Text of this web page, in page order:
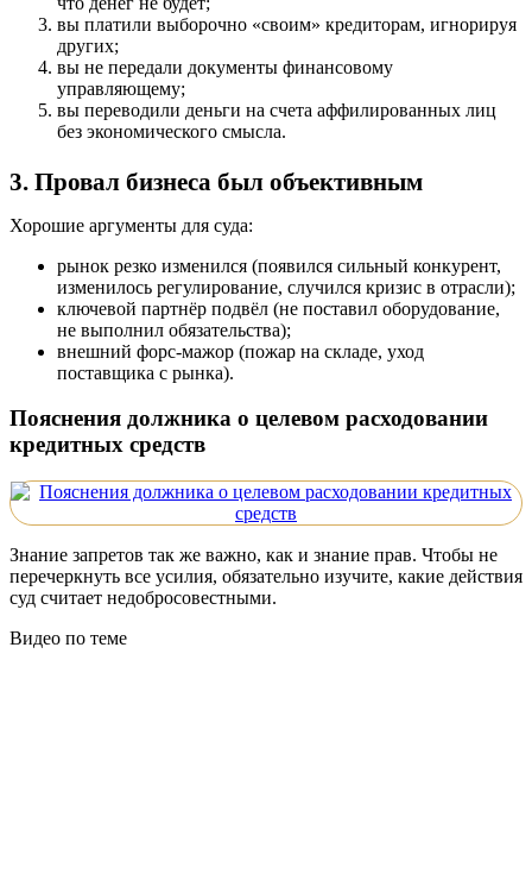
вы платили выборочно «своим» кредиторам, игнорируя
других;
вы не передали документы финансовому
управляющему;
вы переводили деньги на счета аффилированных лиц
без экономического смысла.
3. Провал бизнеса был объективным
Хорошие аргументы для суда:
рынок резко изменился (появился сильный конкурент,
изменилось регулирование, случился кризис в отрасли);
ключевой партнёр подвёл (не поставил оборудование,
не выполнил обязательства);
внешний форс-мажор (пожар на складе, уход
поставщика с рынка).
Пояснения должника о целевом расходовании
кредитных средств
Знание запретов так же важно, как и знание прав. Чтобы не
перечеркнуть все усилия, обязательно изучите, какие действия
суд считает недобросовестными.
Видео по теме